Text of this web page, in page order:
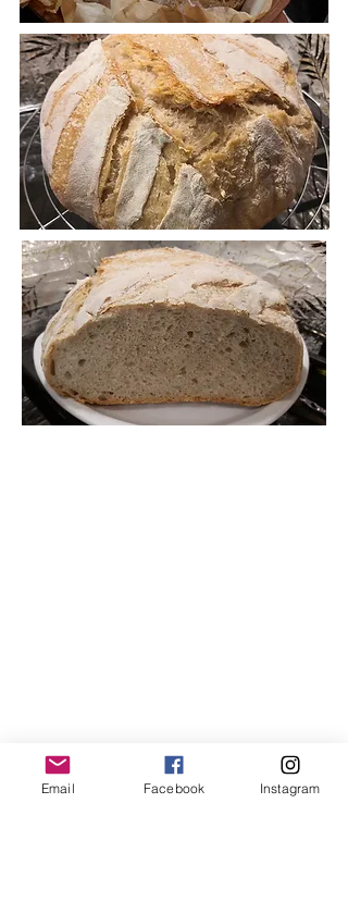
Email Facebook Instagram